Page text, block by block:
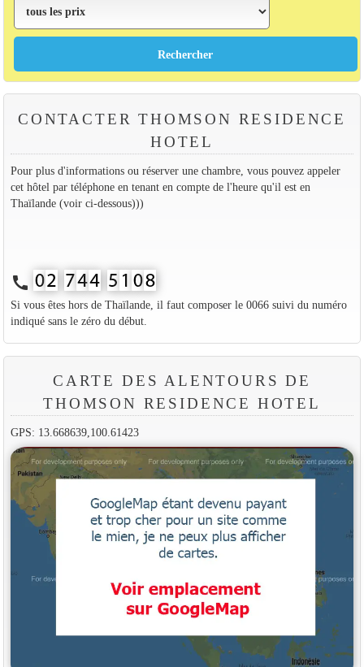
CONTACTER THOMSON RESIDENCE
HOTEL
Pour plus d'informations ou réserver une chambre, vous pouvez appeler
cet hôtel par téléphone en tenant en compte de l'heure qu'il est en
Thaïlande (voir ci-dessous)))
call
Si vous êtes hors de Thaïlande, il faut composer le 0066 suivi du numéro
indiqué sans le zéro du début.
CARTE DES ALENTOURS DE
THOMSON RESIDENCE HOTEL
GPS: 13.668639,100.61423